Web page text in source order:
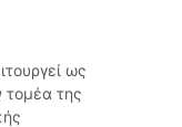
ως
τομέα της